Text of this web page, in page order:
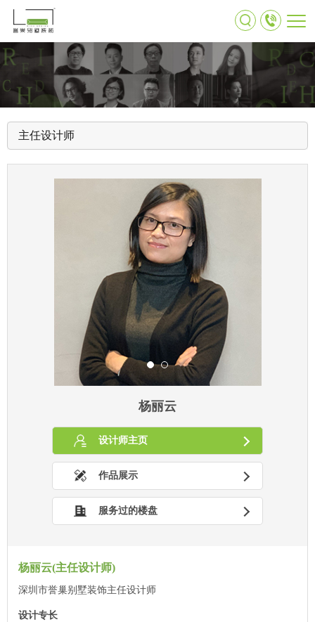
主任设计师
杨丽云
设计师主页
作品展示
服务过的楼盘
杨丽云(主任设计师)
深圳市誉巢别墅装饰主任设计师
设计专长